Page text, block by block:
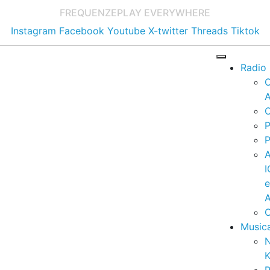
FREQUENZEPLAY EVERYWHERE
Instagram Facebook Youtube X-twitter Threads Tiktok
Radio
e